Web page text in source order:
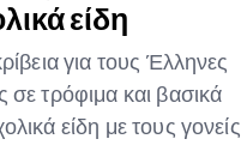
είδη
για τους Έλληνες
σε τρόφιμα και βασικά
είδη με τους γονείς